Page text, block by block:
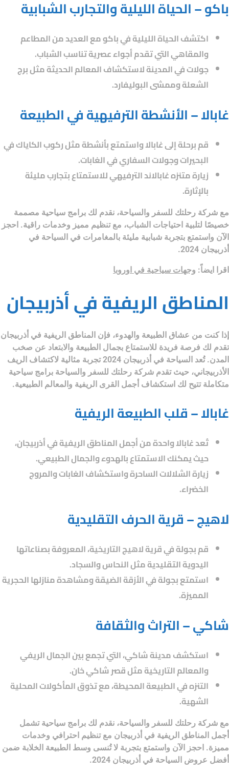
باكو – الحياة الليلية والتجارب الشبابية
اكتشف الحياة الليلية في باكو مع العديد من المطاعم
والمقاهي التي تقدم أجواء عصرية تناسب الشباب.
جولات في المدينة لاستكشاف المعالم الحديثة مثل برج
الشعلة وممشى البوليفارد.
غابالا – الأنشطة الترفيهية في الطبيعة
قم برحلة إلى غابالا واستمتع بأنشطة مثل ركوب الكاياك في
البحيرات وجولات السفاري في الغابات.
زيارة متنزه غابالاند الترفيهي للاستمتاع بتجارب مليئة
بالإثارة.
مع شركة رحلتك للسفر والسياحة، نقدم لك برامج سياحية مصممة
خصيصًا لتلبية احتياجات الشباب، مع تنظيم مميز وخدمات راقية. احجز
الآن واستمتع بتجربة شبابية مليئة بالمغامرات في السياحة في
أذربيجان 2024.
اقرا ايضاً: وجهات سياحية في اوروبا
المناطق الريفية في أذربيجان
إذا كنت من عشاق الطبيعة والهدوء، فإن المناطق الريفية في أذربيجان
تقدم لك فرصة فريدة للاستمتاع بجمال الطبيعة والابتعاد عن صخب
المدن. تُعد السياحة في أذربيجان 2024
تجربة مثالية لاكتشاف الريف
الأذربيجاني، حيث تقدم شركة رحلتك للسفر والسياحة برامج سياحية
متكاملة تتيح لك استكشاف أجمل القرى الريفية والمعالم الطبيعية.
غابالا – قلب الطبيعة الريفية
تُعد غابالا واحدة من أجمل المناطق الريفية في أذربيجان،
حيث يمكنك الاستمتاع بالهدوء والجمال الطبيعي.
زيارة الشلالات الساحرة واستكشاف الغابات والمروج
الخضراء.
لاهيج – قرية الحرف التقليدية
قم بجولة في قرية لاهيج التاريخية، المعروفة بصناعاتها
اليدوية التقليدية مثل النحاس والسجاد.
استمتع بجولة في الأزقة الضيقة ومشاهدة منازلها الحجرية
المميزة.
شاكي – التراث والثقافة
استكشف مدينة شاكي، التي تجمع بين الجمال الريفي
والمعالم التاريخية مثل قصر شاكي خان.
التنزه في الطبيعة المحيطة، مع تذوق المأكولات المحلية
الشهية.
مع شركة رحلتك للسفر والسياحة، نقدم لك برامج سياحية تشمل
أجمل المناطق الريفية في أذربيجان مع تنظيم احترافي وخدمات
مميزة. احجز الآن واستمتع بتجربة لا تُنسى وسط الطبيعة الخلابة ضمن
أفضل عروض السياحة في أذربيجان 2024.